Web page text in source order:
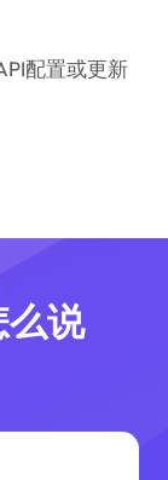
配置或更新
说